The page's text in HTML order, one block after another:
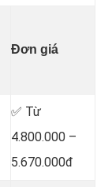
Đơn giá
✅ Từ
4.800.000 –
5.670.000đ